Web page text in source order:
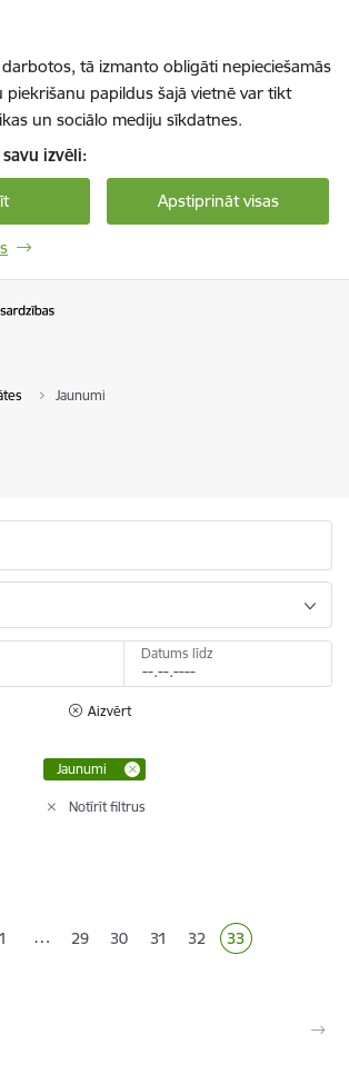
tā izmanto obligāti nepieciešamās
piekrišanu papildus šajā vietnē var tikt
un sociālo mediju sīkdatnes.
izvēli:
Apstiprināt visas
Jaunumi
Datums līdz
Aizvērt
Jaunumi
Notīrīt filtrus
… Lapa
29 Lapa
30 Lapa
31 Lapa
32 Pašreizējā lapa
33